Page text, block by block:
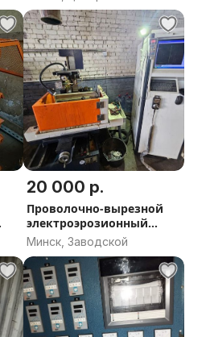
20 000 р.
Проволочно-вырезной
электроэрозионный
станок
Минск, Заводской